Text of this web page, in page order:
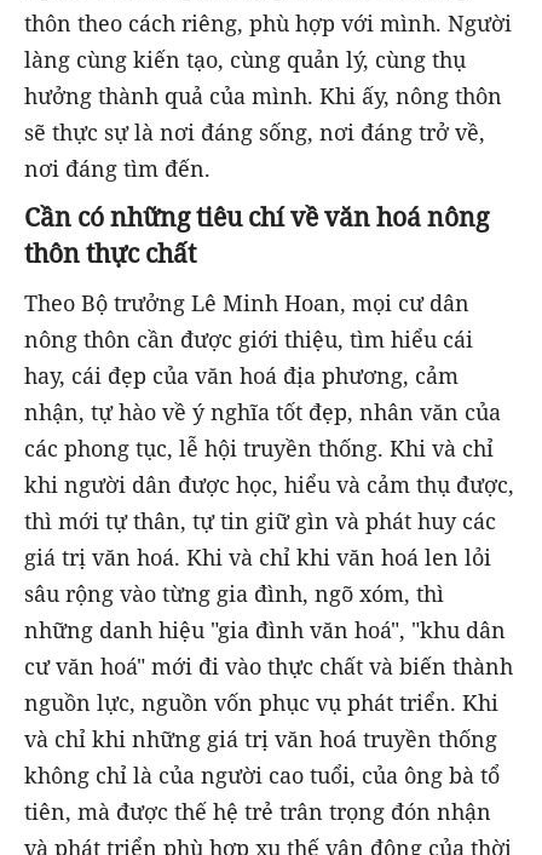
thôn theo cách riêng, phù hợp với mình. Người
làng cùng kiến tạo, cùng quản lý, cùng thụ
hưởng thành quả của mình. Khi ấy, nông thôn
sẽ thực sự là nơi đáng sống, nơi đáng trở về,
nơi đáng tìm đến.
Cần có những tiêu chí về văn hoá nông
thôn thực chất
Theo Bộ trưởng Lê Minh Hoan, mọi cư dân
nông thôn cần được giới thiệu, tìm hiểu cái
hay, cái đẹp của văn hoá địa phương, cảm
nhận, tự hào về ý nghĩa tốt đẹp, nhân văn của
các phong tục, lễ hội truyền thống. Khi và chỉ
khi người dân được học, hiểu và cảm thụ được,
thì mới tự thân, tự tin giữ gìn và phát huy các
giá trị văn hoá. Khi và chỉ khi văn hoá len lỏi
sâu rộng vào từng gia đình, ngõ xóm, thì
những danh hiệu "gia đình văn hoá", "khu dân
cư văn hoá" mới đi vào thực chất và biến thành
nguồn lực, nguồn vốn phục vụ phát triển. Khi
và chỉ khi những giá trị văn hoá truyền thống
không chỉ là của người cao tuổi, của ông bà tổ
tiên, mà được thế hệ trẻ trân trọng đón nhận
và phát triển phù hợp xu thế vận động của thời